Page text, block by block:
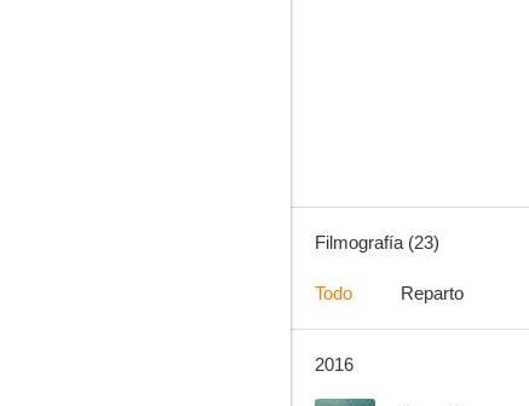
La casa de la alegría
Filmografía (23)
Todo Reparto
2016